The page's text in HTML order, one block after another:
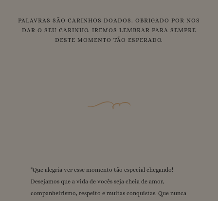
PALAVRAS SÃO CARINHOS DOADOS. OBRIGADO POR NOS
DAR O SEU CARINHO. IREMOS LEMBRAR PARA SEMPRE
DESTE MOMENTO TÃO ESPERADO.
"Que alegria ver esse momento tão especial chegando!
Desejamos que a vida de vocês seja cheia de amor,
companheirismo, respeito e muitas conquistas. Que nunca
"Deus abençoe demais essa união! Amamos vocês demais,
estaremos sempre aqui apoiando vocês! Ansiosos pelo
grande dia ❤️💍 Com carinho, Gabi & Raul"
"Desejamos mta felicidade, que Deus proteja , amamos
mtoooo vcssss"
"Amamos tanto vocês!! 🩷🩷🩷 Que essa fase seja repleta de
momentos especiais. Estamos muito felizes por vocês e
mal podemos esperar para viver esse dia juntos. Sempre
"Que Deus te abençoe grandiosamente nessa nova fase da
sua vida beijos com carinho da nossa família, te amamos!
❤️"